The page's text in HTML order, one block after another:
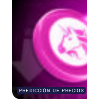
PREDICCIÓN DE PRECIOS